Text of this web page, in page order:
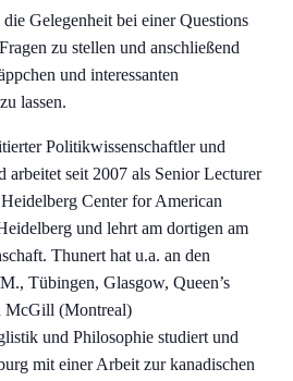
Gelegenheit bei einer Questions
zu stellen und anschließend
und interessanten
lassen.
Politikwissenschaftler und
arbeitet seit 2007 als Senior Lecturer
Center for American
und lehrt am dortigen am
Thunert hat u.a. an den
Tübingen, Glasgow, Queen’s
McGill (Montreal)
und Philosophie studiert und
mit einer Arbeit zur kanadischen